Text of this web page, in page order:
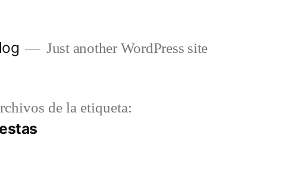
Just another WordPress site
de la etiqueta: